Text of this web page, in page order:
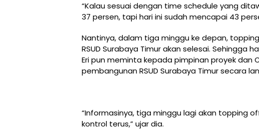
“Kalau sesuai dengan time schedule yang
37 persen, tapi hari ini sudah mencapai 43
Nantinya, dalam tiga minggu ke depan,
RSUD Surabaya Timur akan selesai. Sehingga
Eri pun meminta kepada pimpinan proyek dan
pembangunan RSUD Surabaya Timur secara
“Informasinya, tiga minggu lagi akan topping
kontrol terus,” ujar dia.